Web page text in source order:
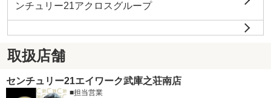
ンチュリー21アクロスグループ
取扱店舗
センチュリー21エイワーク武庫之荘南店
■担当営業